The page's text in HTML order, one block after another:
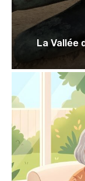
La Vallée